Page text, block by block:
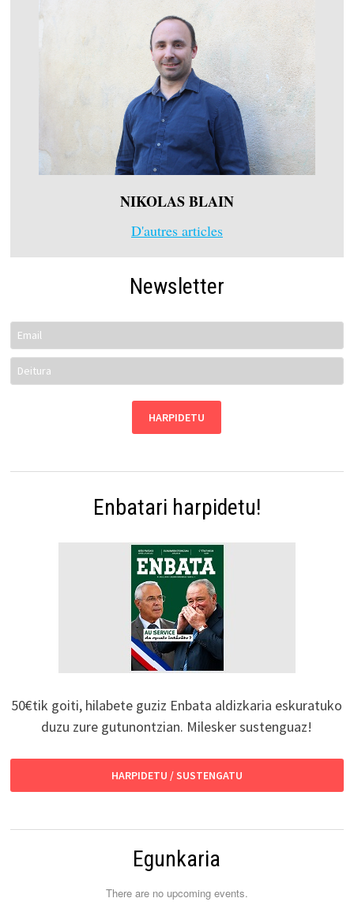
NIKOLAS BLAIN
D'autres articles
Newsletter
Enbatari harpidetu!
50€tik goiti, hilabete guziz Enbata aldizkaria eskuratuko
duzu zure gutunontzian. Milesker sustenguaz!
HARPIDETU / SUSTENGATU
Egunkaria
There are no upcoming events.